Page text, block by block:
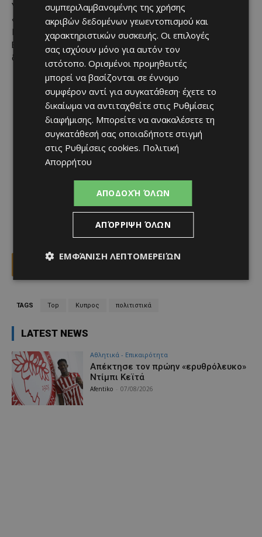
Υφυπουργείου Πολιτισμού, μέσω του προγράμματος
«Τερψιχόρη 2026», και εντάσσεται στο Πολιτιστικό
Πρόγραμμα της Κυπριακής Προεδρίας του Συμβουλίου της
Ευρωπαϊκής Ένωσης 2026. Η είσοδος για το κοινό είναι
δωρεάν.
TAGS Top Κυπρος πολιτιστικά
LATEST NEWS
Αθλητικά - Επικαιρότητα
Απέκτησε τον πρώην «ερυθρόλευκο»
Ντίμπι Κεϊτά
Afentiko 07/08/2026
συμπεριλαμβανομένης της χρήσης
ακριβών δεδομένων γεωεντοπισμού και
χαρακτηριστικών συσκευής. Οι επιλογές
σας ισχύουν μόνο για αυτόν τον
ιστότοπο. Ορισμένοι προμηθευτές
μπορεί να βασίζονται σε έννομο
συμφέρον αντί για συγκατάθεση· έχετε το
δικαίωμα να αντιταχθείτε στις Ρυθμίσεις
διαφήμισης. Μπορείτε να ανακαλέσετε τη
συγκατάθεσή σας οποιαδήποτε στιγμή
στις Ρυθμίσεις cookies. Πολιτική
Απορρήτου
ΑΠΟΔΟΧΉ ΌΛΩΝ
ΑΠΌΡΡΙΨΗ ΌΛΩΝ
ΕΜΦΆΝΙΣΗ ΛΕΠΤΟΜΕΡΕΙΏΝ